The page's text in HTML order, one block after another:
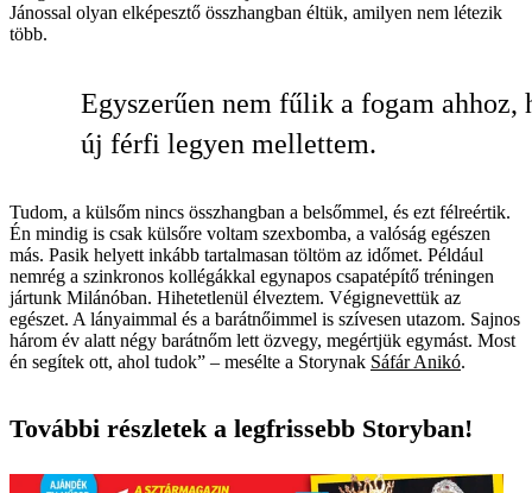
Jánossal olyan elképesztő összhangban éltük, amilyen nem létezik
több.
Egyszerűen nem fűlik a fogam ahhoz,
új férfi legyen mellettem.
Tudom, a külsőm nincs összhangban a belsőmmel, és ezt félreértik.
Én mindig is csak külsőre voltam szexbomba, a valóság egészen
más. Pasik helyett inkább tartalmasan töltöm az időmet. Például
nemrég a szinkronos kollégákkal egynapos csapatépítő tréningen
jártunk Milánóban. Hihetetlenül élveztem. Végignevettük az
egészet. A lányaimmal és a barátnőimmel is szívesen utazom. Sajnos
három év alatt négy barátnőm lett özvegy, megértjük egymást. Most
én segítek ott, ahol tudok” – mesélte a Storynak Sáfár Anikó.
További részletek a legfrissebb Storyban!